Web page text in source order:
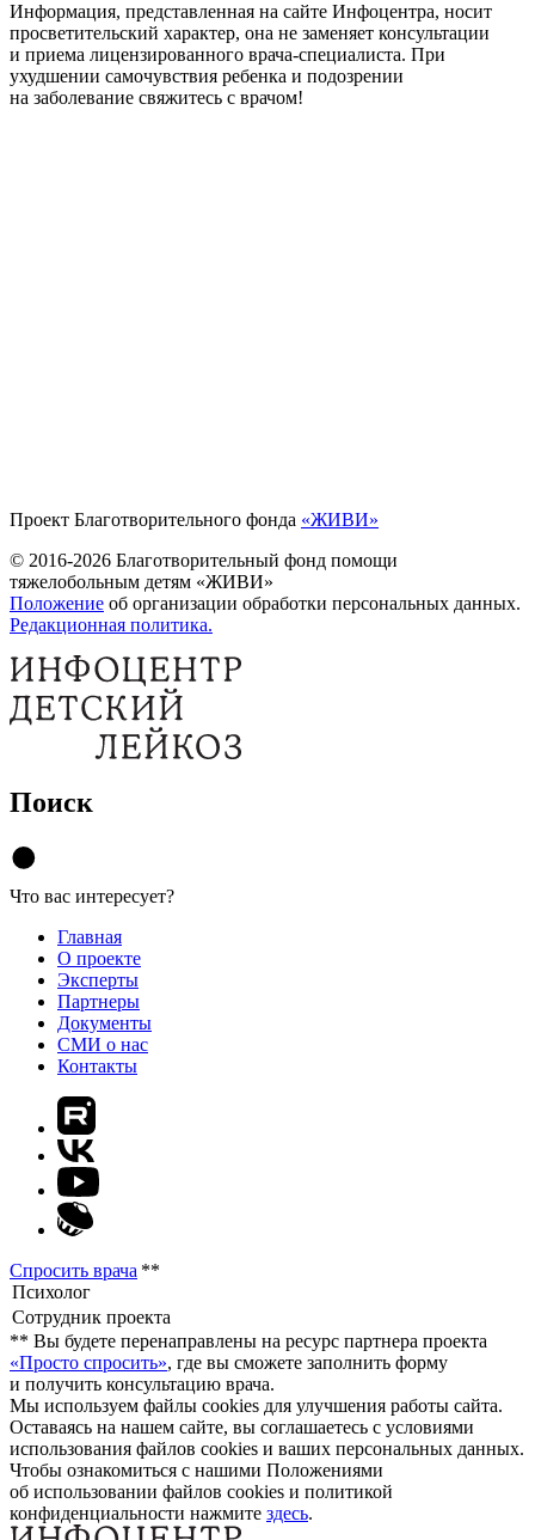
Информация, представленная на сайте Инфоцентра, носит
просветительский характер, она не заменяет консультации
и приема лицензированного врача-специалиста. При
ухудшении самочувствия ребенка и подозрении
на заболевание свяжитесь с врачом!
Проект Благотворительного фонда «ЖИВИ»
© 2016-2026 Благотворительный фонд помощи
тяжелобольным детям «ЖИВИ»
Положение об организации обработки персональных данных.
Редакционная политика.
Поиск
Что вас интересует?
Главная
О проекте
Эксперты
Партнеры
Документы
СМИ о нас
Контакты
Спросить врача **
** Вы будете перенаправлены на ресурс партнера проекта
«Просто спросить», где вы сможете заполнить форму
и получить консультацию врача.
Мы используем файлы cookies для улучшения работы сайта.
Оставаясь на нашем сайте, вы соглашаетесь с условиями
использования файлов cookies и ваших персональных данных.
Чтобы ознакомиться с нашими Положениями
об использовании файлов cookies и политикой
конфиденциальности нажмите здесь.